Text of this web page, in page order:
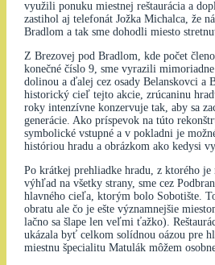
využili ponuku miestnej reštaurácia a
zastihol aj telefonát Jožka Michalca, že
Bradlom a tak sme dohodli miesto
Z Brezovej pod Bradlom, kde počet
konečné číslo 9, sme vyrazili
dolinou a ďalej cez osady Belanskovci a
historický cieľ tejto akcie, zrúcaninu
roky intenzívne konzervuje tak, aby sa
generácie. Ako príspevok na túto
symbolické vstupné a v pokladni je
históriou hradu a obrázkom ako kedysi
Po krátkej prehliadke hradu, z ktorého je
výhľad na všetky strany, sme cez
hlavného cieľa, ktorým bolo Sobotište.
obratu ale čo je ešte významnejšie
lačno sa šlape len veľmi ťažko).
ukázala byť celkom solídnou oázou pre
miestnu špecialitu Matulák môžem